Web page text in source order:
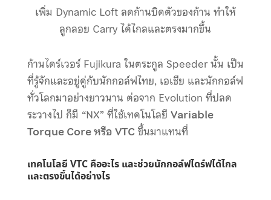
เพิ่ม Dynamic Loft ลดก้านบิดตัวของก้าน ทำให้
ลูกลอย Carry ได้ไกลและตรงมากขึ้น
ก้านไดร์เวอร์ Fujikura ในตระกูล Speeder นั้น เป็น
ที่รู้จักและอยู่คู่กับนักกอล์ฟไทย, เอเชีย และนักกอล์ฟ
ทั่วโลกมาอย่างยาวนาน ต่อจาก Evolution ที่ปลด
ระวางไป ก็มี “NX” ที่ใช้เทคโนโลยี Variable
Torque Core หรือ VTCขึ้นมาแทนที่
เทคโนโลยี VTC คืออะไร และช่วยนักกอล์ฟไดร์ฟได้ไกล
และตรงขึ้นได้อย่างไร